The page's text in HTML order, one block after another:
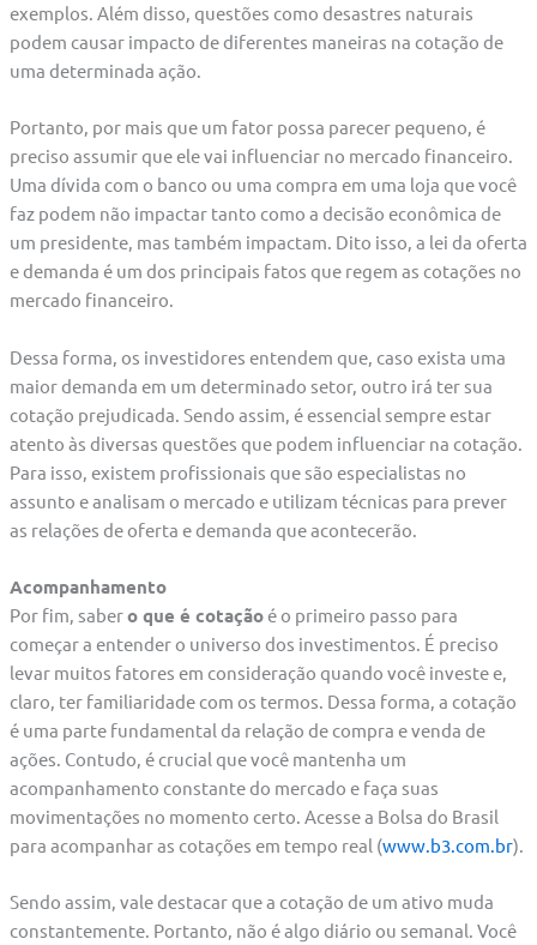
exemplos. Além disso, questões como desastres naturais
podem causar impacto de diferentes maneiras na cotação de
uma determinada ação.
Portanto, por mais que um fator possa parecer pequeno, é
preciso assumir que ele vai influenciar no mercado financeiro.
Uma dívida com o banco ou uma compra em uma loja que você
faz podem não impactar tanto como a decisão econômica de
um presidente, mas também impactam. Dito isso, a lei da oferta
e demanda é um dos principais fatos que regem as cotações no
mercado financeiro.
Dessa forma, os investidores entendem que, caso exista uma
maior demanda em um determinado setor, outro irá ter sua
cotação prejudicada. Sendo assim, é essencial sempre estar
atento às diversas questões que podem influenciar na cotação.
Para isso, existem profissionais que são especialistas no
assunto e analisam o mercado e utilizam técnicas para prever
as relações de oferta e demanda que acontecerão.
Acompanhamento
Por fim, sabero que é cotaçãoé o primeiro passo para
começar a entender o universo dos investimentos. É preciso
levar muitos fatores em consideração quando você investe e,
claro, ter familiaridade com os termos. Dessa forma, a cotação
é uma parte fundamental da relação de compra e venda de
ações. Contudo, é crucial que você mantenha um
acompanhamento constante do mercado e faça suas
movimentações no momento certo. Acesse a Bolsa do Brasil
para acompanhar as cotações em tempo real (www.b3.com.br).
Sendo assim, vale destacar que a cotação de um ativo muda
constantemente. Portanto, não é algo diário ou semanal. Você